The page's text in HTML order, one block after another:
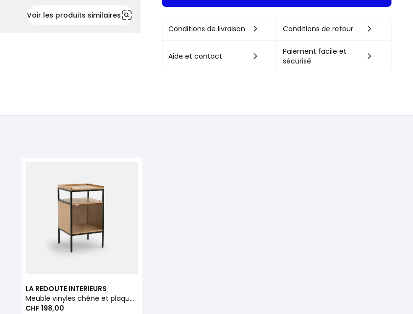
Voir les produits similaires
Conditions de livraison Conditions de retour
Aide et contact
Paiement facile et
sécurisé
LA REDOUTE INTERIEURS
Meuble vinyles chêne et plaqué L48 cm, Volga
CHF 198,00